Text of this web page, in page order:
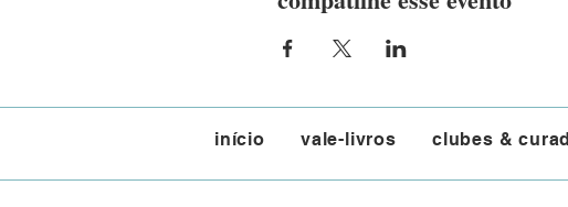
início vale-livros clubes &